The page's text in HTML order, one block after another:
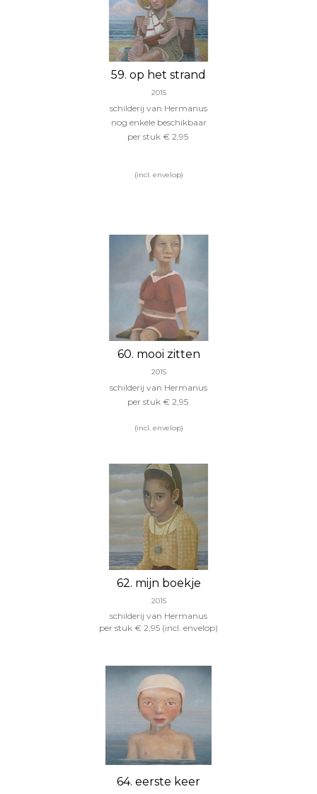
59. op het strand
2015
schilderij van Hermanus
nog enkele beschikbaar
per stuk € 2,95
(incl. envelop)
60. mooi zitten
2015
schilderij van Hermanus
per stuk € 2,95
(incl. envelop)
62. mijn boekje
2015
schilderij van Hermanus
per stuk € 2,95 (incl. envelop)
64. eerste keer